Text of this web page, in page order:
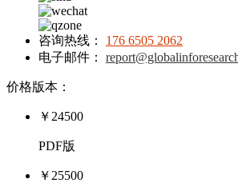
咨询热线： 176 6505 2062
电子邮件：
价格版本：
￥24500
PDF版
￥25500